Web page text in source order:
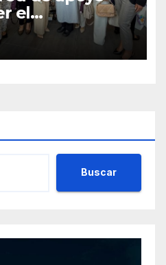
el
femenino
UNIDAS
Buscar